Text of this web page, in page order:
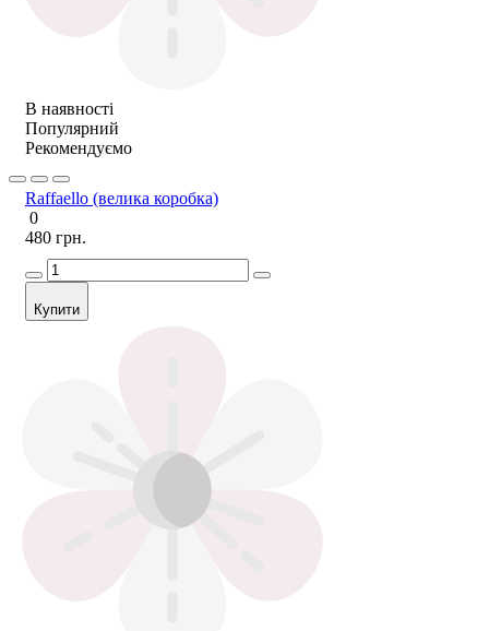
В наявності
Популярний
Рекомендуємо
Raffaello (велика коробка)
0
480 грн.
Купити